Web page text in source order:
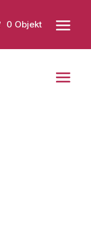
0 Objekt